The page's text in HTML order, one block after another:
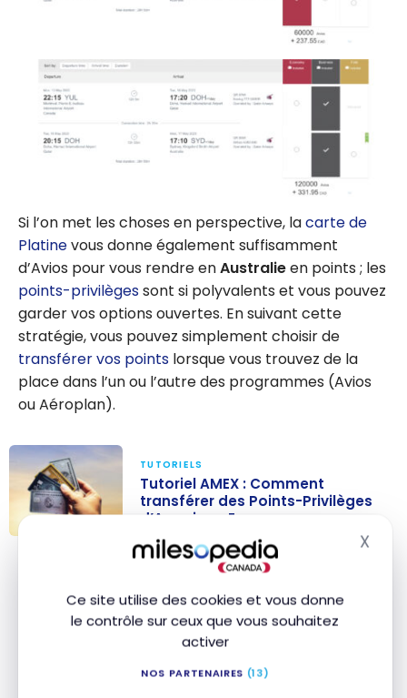
Ce site utilise des cookies et vous donne
le contrôle sur ceux que vous souhaitez
activer
NOS PARTENAIRES (13)
X
Si l’on met les choses en perspective, lacarte de
Platinevous donne également suffisamment
d’Avios pour vous rendre enAustralieen points ; les
points-privilègessont si polyvalents et vous pouvez
garder vos options ouvertes. En suivant cette
stratégie, vous pouvez simplement choisir de
transférer vos points lorsque vous trouvez de la
place dans l’un ou l’autre des programmes (Avios
ou Aéroplan).
transférer des
TUTORIELS
Tutoriel AMEX : Comment
transférer des Points-Privilèges
d’American Express
De plus, si vous trouvez des disponibilités dans
l’insaisissable première classe de Qantas, vous
pouvez échanger 225 000 Avios pour un vol entre